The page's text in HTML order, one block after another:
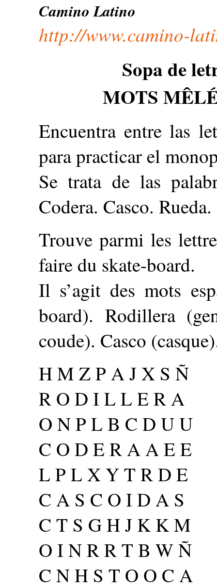
Camino Latino
http://www.camino-
Sopa de
MOTS
Encuentra entre las
para practicar el
Se trata de las
Codera. Casco. Rueda.
Trouve parmi les
faire du skate-board.
Il s’agit des mots
board). Rodillera
coude). Casco
H M Z P A J X S Ñ
R O D I L L E R A
O N P L B C D U U
C O D E R A A E E
L P L X Y T R D E
C A S C O I D A S
C T S G H J K K M
O I N R R T B W Ñ
C N H S T O O C A